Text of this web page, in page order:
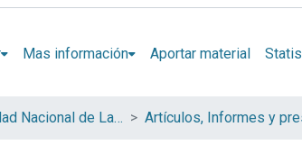
Mas información Aportar material
Universidad Nacional de La Plata (UNLP)